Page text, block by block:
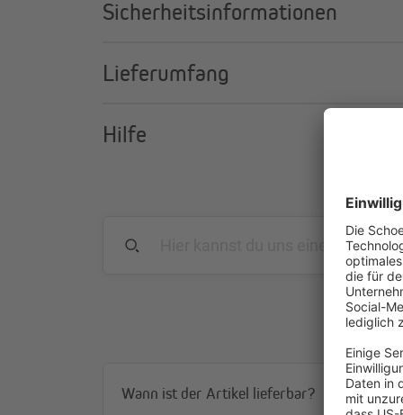
Sicherheitsinformationen
Lieferumfang
Hilfe
Wann ist der Artikel lieferbar?